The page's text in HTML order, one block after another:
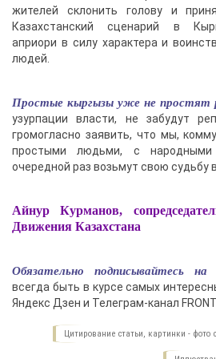
жителей склонить голову и
Казахстанский сценарий в
априори в силу характера и
людей.
Простые кыргызы уже не простят
узурпации власти, не забудут
громогласно заявить, что мы,
простыми людьми, с
очередной раз возьмут свою судьбу
Айнур Курманов,
Движения Казахстана
Обязательно подписывайтесь
всегда быть в курсе самых
Яндекс Дзен и Телеграм-канал
Цитирование статьи, картинки - фото